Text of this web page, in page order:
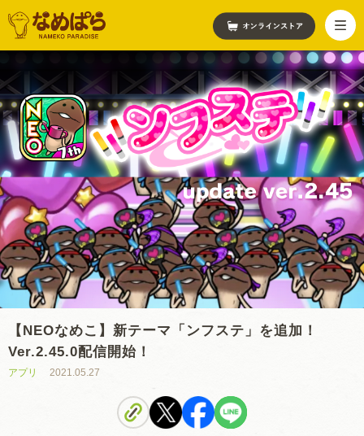
【NEOなめこ】新テーマ「ンフステ」を追加！
Ver.2.45.0配信開始！
アプリ 2021.05.27